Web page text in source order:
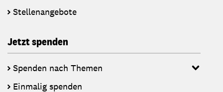
Stellenangebote
Jetzt spenden
Spenden nach Themen
Einmalig spenden